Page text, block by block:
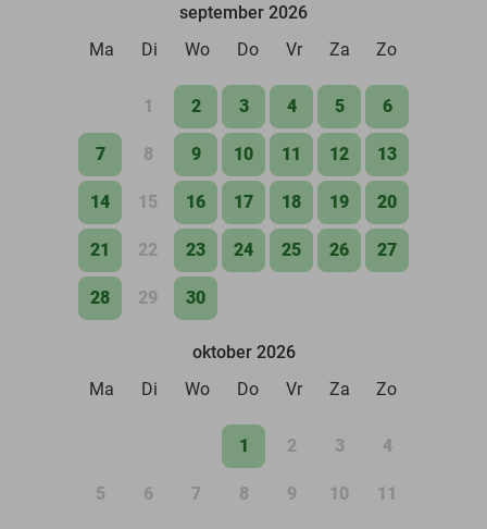
september 2026
Ma
Di Wo Do Vr Za Zo
1 2 3 4 5 6
7 8 9 10 11 12 13
14 15 16 17 18 19 20
21 22 23 24 25 26 27
28 29 30
oktober 2026
Ma
Di Wo Do Vr Za Zo
1 2 3 4
5 6 7 8 9 10 11